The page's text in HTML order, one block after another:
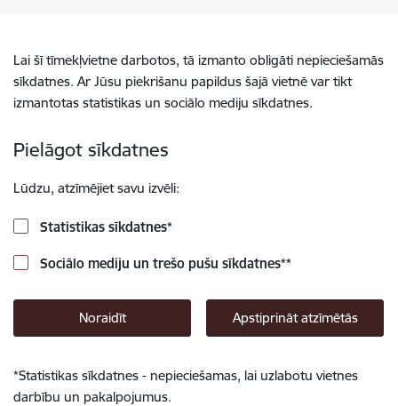
Lai šī tīmekļvietne darbotos, tā izmanto obligāti nepieciešamās
sīkdatnes. Ar Jūsu piekrišanu papildus šajā vietnē var tikt
izmantotas statistikas un sociālo mediju sīkdatnes.
Pielāgot sīkdatnes
Lūdzu, atzīmējiet savu izvēli:
Statistikas sīkdatnes*
Sociālo mediju un trešo pušu sīkdatnes**
Noraidīt Apstiprināt atzīmētās
*Statistikas sīkdatnes - nepieciešamas, lai uzlabotu vietnes
darbību un pakalpojumus.